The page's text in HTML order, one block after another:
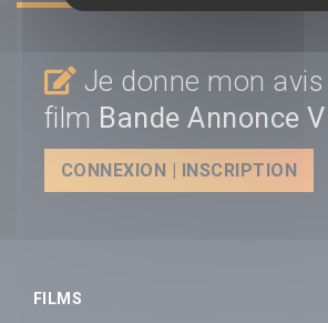
Je donne mon
film Bande Annonce
CONNEXION | INSCRIPTION
FILMS